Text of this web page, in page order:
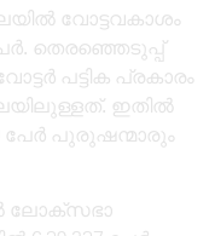
വോട്ടവകാശം
തെരഞ്ഞെടുപ്പ്
പട്ടിക പ്രകാരം
ഇതിൽ
പേർ പുരുഷന്മാരും
ലോക്‌സഭാ